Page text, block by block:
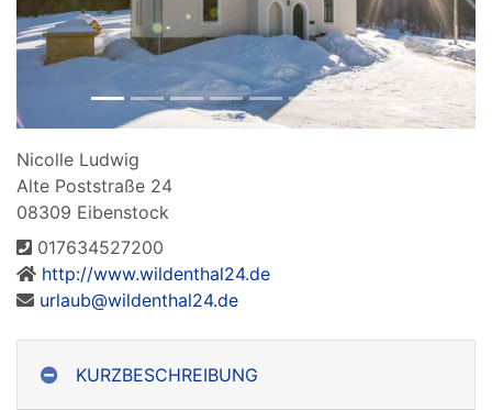
Nicolle Ludwig
Alte Poststraße 24
08309 Eibenstock
017634527200
http://www.wildenthal24.de
urlaub@wildenthal24.de
KURZBESCHREIBUNG